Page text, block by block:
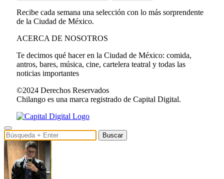
Recibe cada semana una selección con lo más sorprendente
de la Ciudad de México.
ACERCA DE NOSOTROS
Te decimos qué hacer en la Ciudad de México: comida,
antros, bares, música, cine, cartelera teatral y todas las
noticias importantes
©2024 Derechos Reservados
Chilango es una marca registrado de Capital Digital.
Buscar